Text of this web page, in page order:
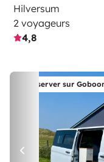
Hilversum
2 voyageurs
4,8
Réserver sur